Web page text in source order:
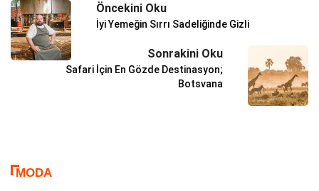
Öncekini Oku
İyi Yemeğin Sırrı Sadeliğinde Gizli
Sonrakini Oku
Safari İçin En Gözde Destinasyon;
Botsvana
MODA